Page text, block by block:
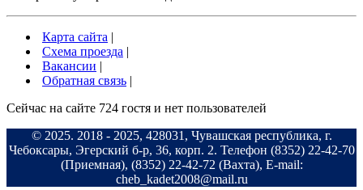
Карта сайта |
Схема проезда |
Вакансии |
Обратная связь |
Сейчас на сайте 724 гостя и нет пользователей
© 2025. 2018 - 2025, 428031, Чувашская республика, г.
Чебоксары, Эгерский б-р, 36, корп. 2. Телефон (8352) 22-42-70
(Приемная), (8352) 22-42-72 (Вахта), E-mail:
cheb_kadet2008@mail.ru